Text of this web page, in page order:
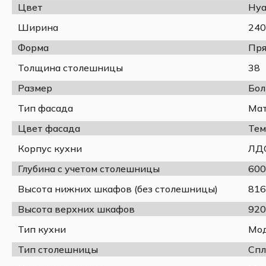
Фасад МДФ
Цена указана за комплектацию на фото.
В стоимость данной комплектации входит сплошная
Комплектация:
Верх:
ШВГ 600
ШВ 609 3шт
Низ:
Цвет
Ширина
Форма
Толщина столешницы
38
Размер
Тип фасада
Цвет фасада
Корпус кухни
Глубина с учетом столешницы
600
Высота нижних шкафов (без столешницы)
816
Высота верхних шкафов
920
Тип кухни
Тип столешницы